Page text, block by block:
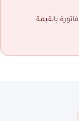
بالقيمة